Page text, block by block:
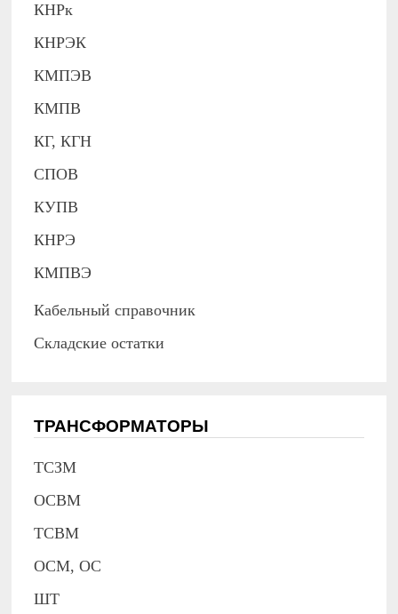
КНРк
КНРЭК
КМПЭВ
КМПВ
КГ, КГН
СПОВ
КУПВ
КНРЭ
КМПВЭ
Кабельный справочник
Складские остатки
ТРАНСФОРМАТОРЫ
ТСЗМ
ОСВМ
ТСВМ
ОСМ, ОС
ШТ